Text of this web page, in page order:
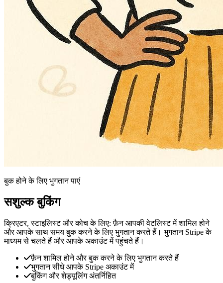
बुक होने के लिए भुगतान पाएं
सशुल्क बुकिंग
क्रिएटर, स्टाइलिस्ट और कोच के लिए: फ़ैन आपकी वेटलिस्ट में शामिल होने
और आपके साथ समय बुक करने के लिए भुगतान करते हैं। भुगतान Stripe के
माध्यम से चलते हैं और आपके अकाउंट में पहुंचते हैं।
फ़ैन शामिल होने और बुक करने के लिए भुगतान करते हैं
भुगतान सीधे आपके Stripe अकाउंट में
बुकिंग और शेड्यूलिंग अंतर्निहित